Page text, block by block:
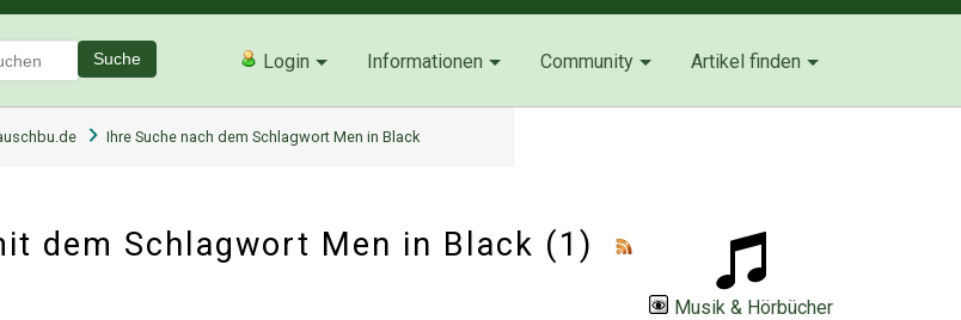
Suche Login Informationen Community Artikel finden
Ihre Suche nach dem Schlagwort Men in Black
Musik & Hörbücher
dem Schlagwort Men in Black (1)